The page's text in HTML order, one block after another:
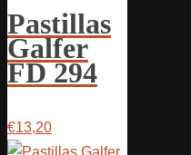
Pastillas
Galfer
FD 294
€13,20